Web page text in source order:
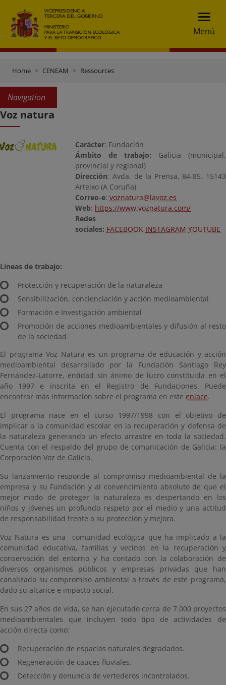
Menú
Home CENEAM Ressources
Navigation
Voz natura
Carácter: Fundación
Ámbito de trabajo: Galicia (municipal,
provincial y regional)
Dirección: Avda. de la Prensa, 84-85. 15143
Arteixo (A Coruña)
Correo-e:voznatura@lavoz.es
Web: https://www.voznatura.com/
Redes
sociales: FACEBOOK INSTAGRAM YOUTUBE
Líneas de trabajo:
Protección y recuperación de la naturaleza
Sensibilización, concienciación y acción medioambiental
Formación e Investigación ambiental
Promoción de acciones medioambientales y difusión al resto
de la sociedad
El programa Voz Natura es un programa de educación y acción
medioambiental desarrollado por la Fundación Santiago Rey
Fernández-Latorre, entidad sin ánimo de lucro constituida en el
año 1997 e inscrita en el Registro de Fundaciones. Puede
encontrar más información sobre el programa en este enlace.
El programa nace en el curso 1997/1998 con el objetivo de
implicar a la comunidad escolar en la recuperación y defensa de
la naturaleza generando un efecto arrastre en toda la sociedad.
Cuenta con el respaldo del grupo de comunicación de Galicia: la
Corporación Voz de Galicia.
Su lanzamiento responde al compromiso medioambiental de la
empresa y su Fundación y al convencimiento absoluto de que el
mejor modo de proteger la naturaleza es despertando en los
niños y jóvenes un profundo respeto por el medio y una actitud
de responsabilidad frente a su protección y mejora.
Voz Natura es una comunidad ecológica que ha implicado a la
comunidad educativa, familias y vecinos en la recuperación y
conservación del entorno y ha contado con la colaboración de
diversos organismos públicos y empresas privadas que han
canalizado su compromiso ambiental a través de este programa,
dado su alcance e impacto social.
En sus 27 años de vida, se han ejecutado cerca de 7.000 proyectos
medioambientales que incluyen todo tipo de actividades de
acción directa como:
Recuperación de espacios naturales degradados.
Regeneración de cauces fluviales.
Detección y denuncia de vertederos incontrolados.